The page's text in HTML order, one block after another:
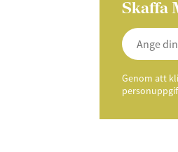
Skaffa
Genom att